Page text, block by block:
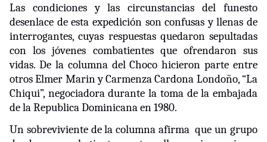
Las condiciones y las circunstancias del funesto
desenlace de esta expedición son confusas y llenas de
interrogantes, cuyas respuestas quedaron sepultadas
con los jóvenes combatientes que ofrendaron sus
vidas. De la columna del Choco hicieron parte entre
otros Elmer Marin y Carmenza Cardona Londoño, “La
Chiqui”, negociadora durante la toma de la embajada
de la Republica Dominicana en 1980.
Un sobreviviente de la columna afirma que un grupo